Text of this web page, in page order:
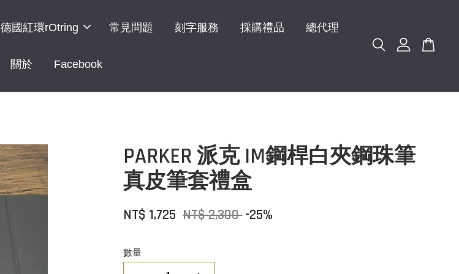
德國紅環rOtring 常見問題 刻字服務 採購禮品 總代理
關於 Facebook
PARKER 派克 IM鋼桿白夾鋼珠筆
真皮筆套禮盒
NT$ 1,725 NT$ 2,300-25%
數量